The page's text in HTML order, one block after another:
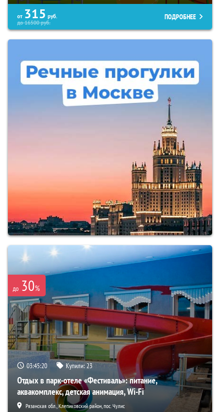
от 315 руб.
до16500руб.
ПОДРОБНЕЕ
до 30%
03:45:18 Купили:23
Отдых в парк-отеле «Фестиваль»: питание,
аквакомплекс, детская анимация, Wi-Fi
Рязанская обл., Клепиковский район, пос. Чулис